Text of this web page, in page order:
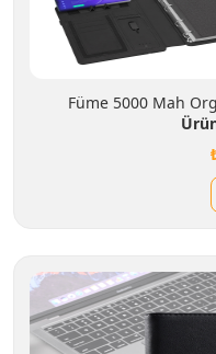
Füme 5000 Mah